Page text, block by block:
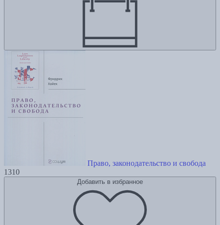
Право, законодательство и свобода
1310
Добавить в избранное